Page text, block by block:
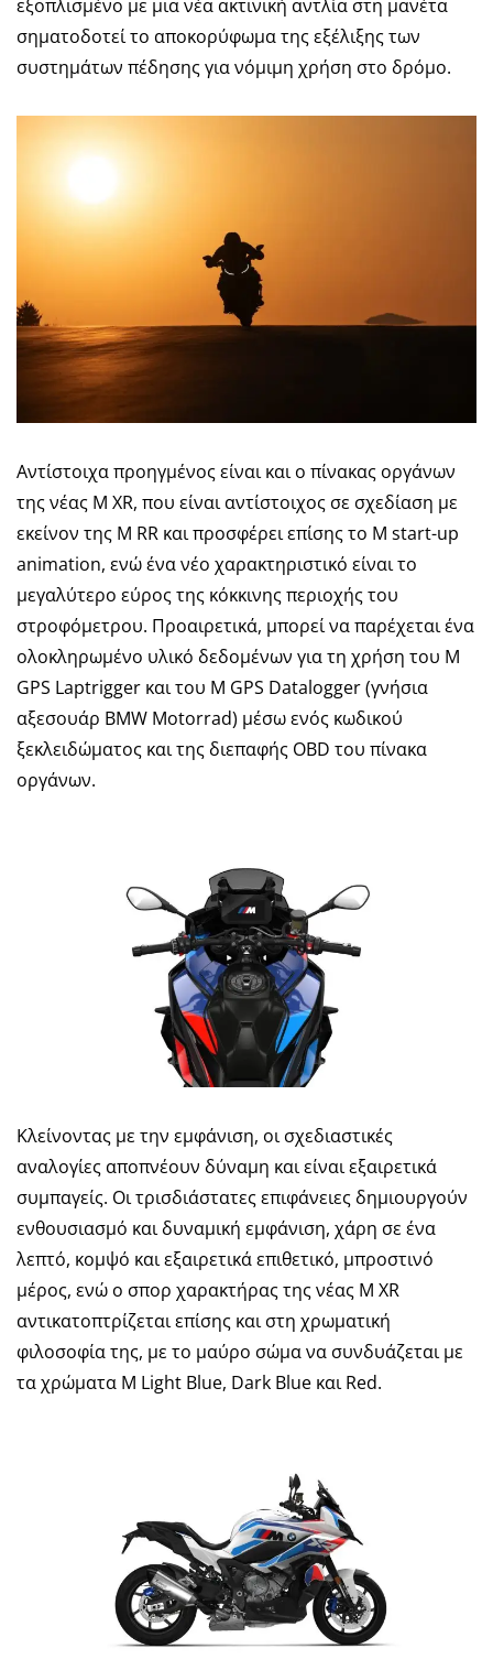
εξοπλισμένο με μια νέα ακτινική αντλία στη μανέτα
σηματοδοτεί το αποκορύφωμα της εξέλιξης των
συστημάτων πέδησης για νόμιμη χρήση στο δρόμο.
Αντίστοιχα προηγμένος είναι και ο πίνακας οργάνων
της νέας M XR, που είναι αντίστοιχος σε σχεδίαση με
εκείνον της M RR και προσφέρει επίσης το M start-up
animation, ενώ ένα νέο χαρακτηριστικό είναι το
μεγαλύτερο εύρος της κόκκινης περιοχής του
στροφόμετρου. Προαιρετικά, μπορεί να παρέχεται ένα
ολοκληρωμένο υλικό δεδομένων για τη χρήση του M
GPS Laptrigger και του M GPS Datalogger (γνήσια
αξεσουάρ BMW Motorrad) μέσω ενός κωδικού
ξεκλειδώματος και της διεπαφής OBD του πίνακα
οργάνων.
Κλείνοντας με την εμφάνιση, οι σχεδιαστικές
αναλογίες αποπνέουν δύναμη και είναι εξαιρετικά
συμπαγείς. Οι τρισδιάστατες επιφάνειες δημιουργούν
ενθουσιασμό και δυναμική εμφάνιση, χάρη σε ένα
λεπτό, κομψό και εξαιρετικά επιθετικό, μπροστινό
μέρος, ενώ ο σπορ χαρακτήρας της νέας M XR
αντικατοπτρίζεται επίσης και στη χρωματική
φιλοσοφία της, με το μαύρο σώμα να συνδυάζεται με
τα χρώματα M Light Blue, Dark Blue και Red.